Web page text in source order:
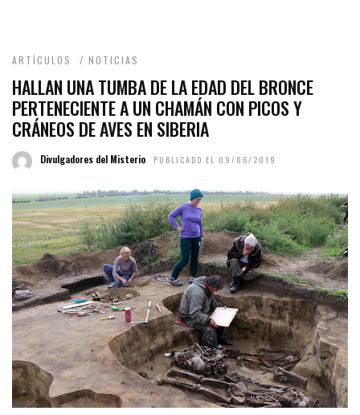
ARTÍCULOS / NOTICIAS
HALLAN UNA TUMBA DE LA EDAD DEL BRONCE
PERTENECIENTE A UN CHAMÁN CON PICOS Y
CRÁNEOS DE AVES EN SIBERIA
Divulgadores del Misterio PUBLICADO EL 09/06/2019